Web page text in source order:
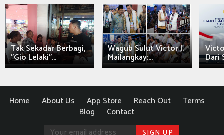
Tak Sekadar Berbagi,
"Gio Lelaki"...
Wagub Sulut Victor J.
Mailangkay:... Dari
Home About Us App Store Reach Out
Terms
Blog
Contact